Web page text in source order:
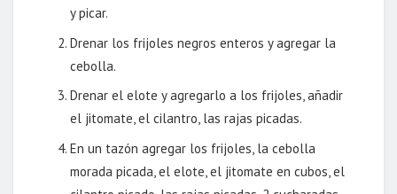
y picar.
Drenar los frijoles negros enteros y agregar la
cebolla.
Drenar el elote y agregarlo a los frijoles, añadir
el jitomate, el cilantro, las rajas picadas.
En un tazón agregar los frijoles, la cebolla
morada picada, el elote, el jitomate en cubos, el